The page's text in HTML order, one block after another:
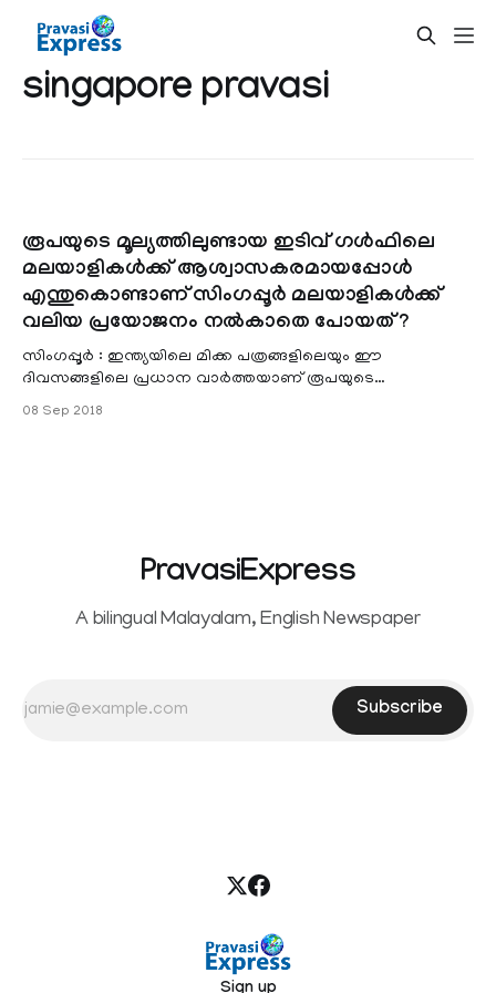
singapore pravasi
രൂപയുടെ മൂല്യത്തിലുണ്ടായ ഇടിവ് ഗള്‍ഫിലെ
മലയാളികള്‍ക്ക് ആശ്വാസകരമായപ്പോള്‍
എന്തുകൊണ്ടാണ് സിംഗപ്പൂര്‍ മലയാളികള്‍ക്ക്
വലിയ പ്രയോജനം നല്‍കാതെ പോയത് ?
സിംഗപ്പൂര്‍ : ഇന്ത്യയിലെ മിക്ക പത്രങ്ങളിലെയും ഈ
ദിവസങ്ങളിലെ പ്രധാന വാര്‍ത്തയാണ് രൂപയുടെ
മൂല്യത്തിലുണ്ടായ ഇടിവും അതുമൂലം പ്രവാസികള്‍ക്
08 Sep 2018
PravasiExpress
A bilingual Malayalam, English Newspaper
Subscribe